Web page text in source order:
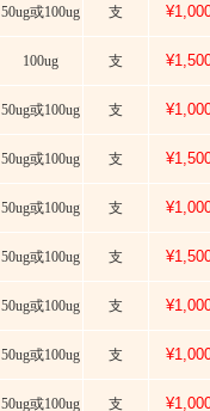
50ug或100ug 支
100ug 支
50ug或100ug 支
50ug或100ug 支
50ug或100ug 支
50ug或100ug 支
50ug或100ug 支
50ug或100ug 支
50ug或100ug 支